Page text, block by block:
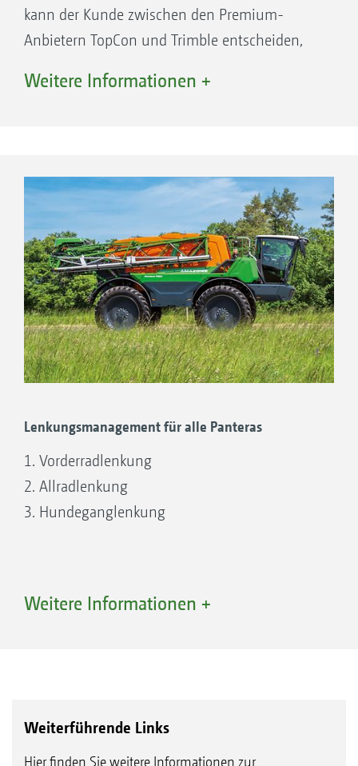
kann der Kunde zwischen den Premium-
Anbietern TopCon und Trimble entscheiden,
verschiedenen Korrektursignalen bis hin zur
ISOBUS-Terminal TopCon X35 mit Empfänger AGS-2
für die automatische Spurführung und
ISOBUS-Terminal Trimble TME 1260 mit Empfänger
Weitere Informationen +
Lenkungsmanagement für alle Panteras
1. Vorderradlenkung
2. Allradlenkung
3. Hundeganglenkung
Weitere Informationen +
Weiterführende Links
Hier finden Sie weitere Informationen zur